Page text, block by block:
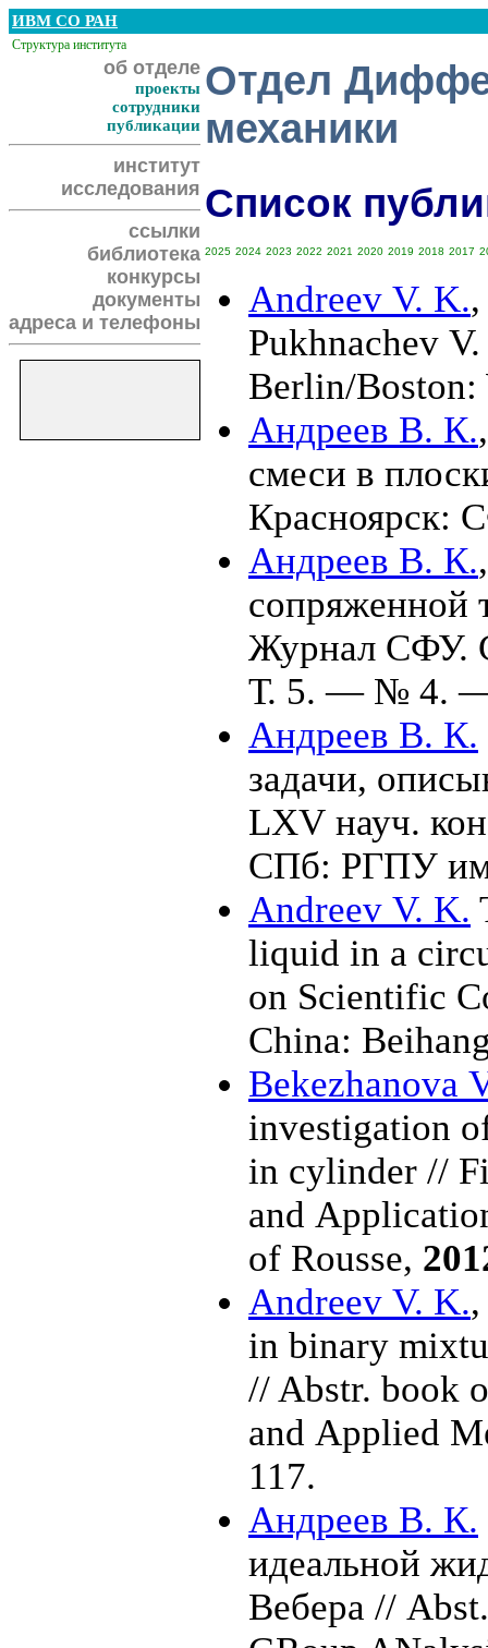
ИВМ СО РАН
Структура института
об отделе
проекты
сотрудники
публикации
институт
исследования
ссылки
библиотека
конкурсы
документы
адреса и телефоны
Отдел
механики
Список
2025 2024 2023 2022 2021 2020 2019 2018 2017
Andreev V. K.
Pukhnachev
Berlin/
Андреев В. К.
смеси в
Красноярск:
Андреев В. К.
сопряженной
Журнал СФУ.
Т. 5. — № 4.
Андреев В. К.
задачи,
LXV науч.
СПб: РГПУ
Andreev V. K.
liquid in a
on Scientific
China:
Bekezhanova
investigation
in cylinder //
and
of Rousse,
Andreev V. K.
in binary
// Abstr. book
and Applied
117.
Андреев В. К.
идеальной
Вебера //